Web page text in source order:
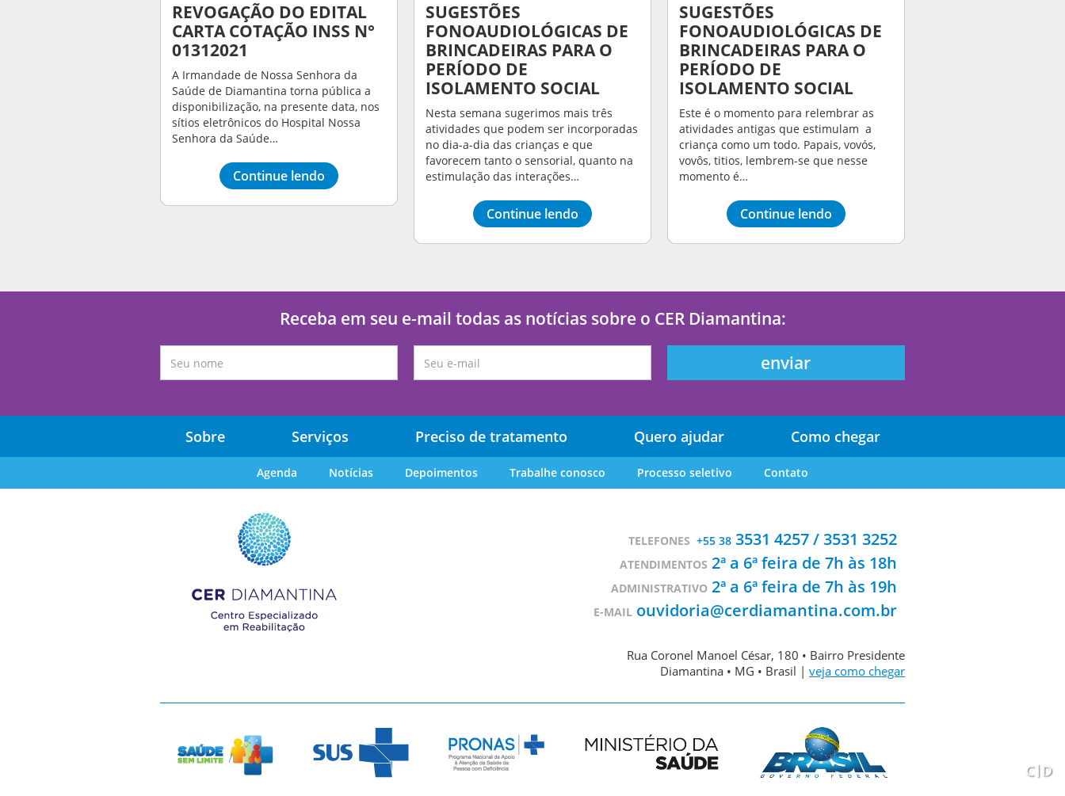
REVOGAÇÃO DO EDITAL
CARTA COTAÇÃO INSS N°
01312021
A Irmandade de Nossa Senhora da
Saúde de Diamantina torna pública a
disponibilização, na presente data, nos
sítios eletrônicos do Hospital Nossa
Senhora da Saúde…
Continue lendo
SUGESTÕES
FONOAUDIOLÓGICAS DE
BRINCADEIRAS PARA O
PERÍODO DE
ISOLAMENTO SOCIAL
Nesta semana sugerimos mais três
atividades que podem ser incorporadas
no dia-a-dia das crianças e que
favorecem tanto o sensorial, quanto na
estimulação das interações…
Continue lendo
SUGESTÕES
FONOAUDIOLÓGICAS DE
BRINCADEIRAS PARA O
PERÍODO DE
ISOLAMENTO SOCIAL
Este é o momento para relembrar as
atividades antigas que estimulam a
criança como um todo. Papais, vovós,
vovôs, titios, lembrem-se que nesse
momento é…
Continue lendo
Receba em seu e-mail todas as notícias sobre o CER Diamantina:
Sobre Serviços Preciso de tratamento Quero ajudar Como chegar
Agenda Notícias Depoimentos Trabalhe conosco Processo seletivo Contato
TELEFONES +55 38 3531 4257 / 3531 3252
ATENDIMENTOS 2ª a 6ª feira de 7h às 18h
ADMINISTRATIVO 2ª a 6ª feira de 7h às 19h
E-MAIL ouvidoria@cerdiamantina.com.br
Rua Coronel Manoel César, 180 • Bairro Presidente
Diamantina • MG • Brasil | veja como chegar